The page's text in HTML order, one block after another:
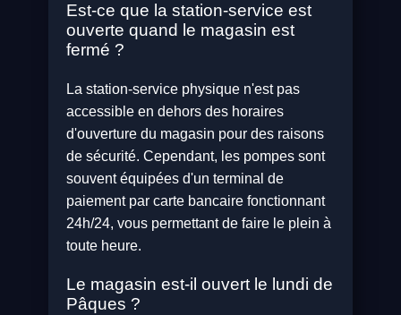
Est-ce que la station-service est
ouverte quand le magasin est
fermé ?
La station-service physique n'est pas
accessible en dehors des horaires
d'ouverture du magasin pour des raisons
de sécurité. Cependant, les pompes sont
souvent équipées d'un terminal de
paiement par carte bancaire fonctionnant
24h/24, vous permettant de faire le plein à
toute heure.
Le magasin est-il ouvert le lundi de
Pâques ?